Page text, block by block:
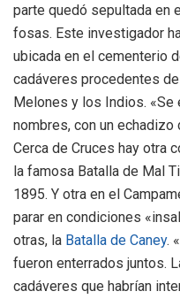
parte quedó sepultada en
fosas. Este investigador
ubicada en el cementerio
cadáveres procedentes
Melones y los Indios. «Se
nombres, con un echadizo
Cerca de Cruces hay otra
la famosa Batalla de Mal
1895. Y otra en el
parar en condiciones
otras, la Batalla de Caney.
fueron enterrados juntos.
cadáveres que habrían